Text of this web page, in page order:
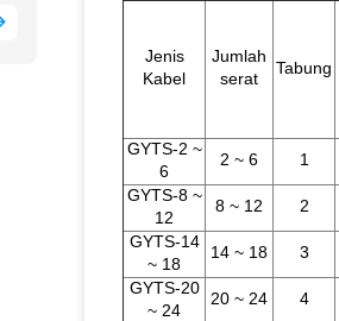
Jenis
Kabel
Jumlah
serat
Tabung
GYTS-2 ~
6
2 ~ 6 1
GYTS-8 ~
12
8 ~ 12 2
GYTS-14
~ 18
14 ~ 18 3
GYTS-20
~ 24
20 ~ 24 4